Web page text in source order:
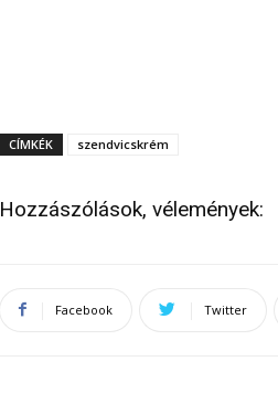
CÍMKÉK szendvicskrém
Hozzászólások, vélemények:
Facebook Twitter